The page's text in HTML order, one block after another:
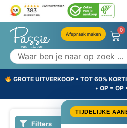
Afspraak maken
0
GROTE UITVERKOOP • TOT 60%
• OP = OP
Filters